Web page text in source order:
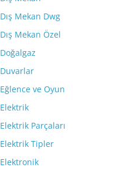
Dış Mekan Dwg
Dış Mekan Özel
Doğalgaz
Duvarlar
Eğlence ve Oyun
Elektrik
Elektrik Parçaları
Elektrik Tipler
Elektronik